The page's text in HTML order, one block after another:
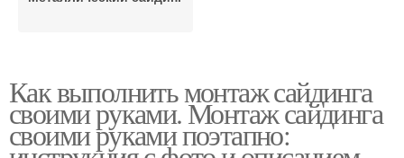
Как выполнить монтаж сайдинга
своими руками. Монтаж сайдинга
своими руками поэтапно: